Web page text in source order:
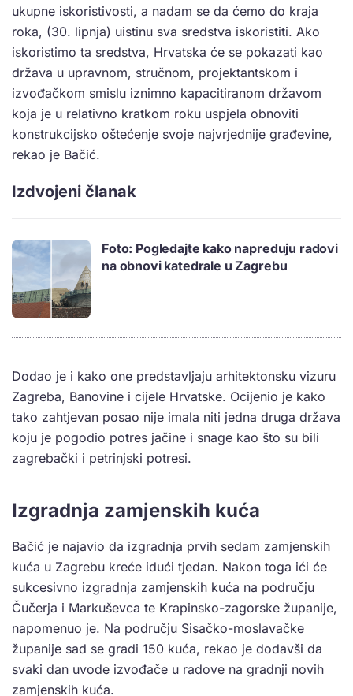
ukupne iskoristivosti, a nadam se da ćemo do kraja
roka, (30. lipnja) uistinu sva sredstva iskoristiti. Ako
iskoristimo ta sredstva, Hrvatska će se pokazati kao
država u upravnom, stručnom, projektantskom i
izvođačkom smislu iznimno kapacitiranom državom
koja je u relativno kratkom roku uspjela obnoviti
konstrukcijsko oštećenje svoje najvrjednije građevine,
rekao je Bačić.
Izdvojeni članak
Foto: Pogledajte kako napreduju radovi
na obnovi katedrale u Zagrebu
Dodao je i kako one predstavljaju arhitektonsku vizuru
Zagreba, Banovine i cijele Hrvatske. Ocijenio je kako
tako zahtjevan posao nije imala niti jedna druga država
koju je pogodio potres jačine i snage kao što su bili
zagrebački i petrinjski potresi.
Izgradnja zamjenskih kuća
Bačić je najavio da izgradnja prvih sedam zamjenskih
kuća u Zagrebu kreće idući tjedan. Nakon toga ići će
sukcesivno izgradnja zamjenskih kuća na području
Čučerja i Markuševca te Krapinsko-zagorske županije,
napomenuo je. Na području Sisačko-moslavačke
županije sad se gradi 150 kuća, rekao je dodavši da
svaki dan uvode izvođače u radove na gradnji novih
zamjenskih kuća.